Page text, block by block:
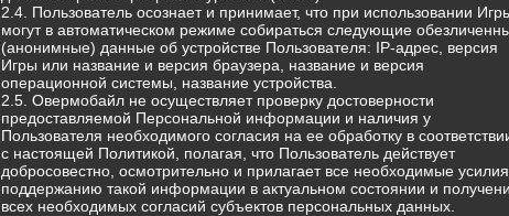
2.4. Пользователь осознает и принимает, что при использовании
могут в автоматическом режиме собираться следующие
(анонимные) данные об устройстве Пользователя: IP-адрес, версия
Игры или название и версия браузера, название и версия
операционной системы, название устройства.
2.5. Овермобайл не осуществляет проверку достоверности
предоставляемой Персональной информации и наличия у
Пользователя необходимого согласия на ее обработку в
с настоящей Политикой, полагая, что Пользователь действует
добросовестно, осмотрительно и прилагает все необходимые
поддержанию такой информации в актуальном состоянии и
всех необходимых согласий субъектов персональных данных.